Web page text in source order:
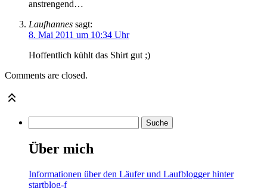
anstrengend…
Laufhannes sagt:
8. Mai 2011 um 10:34 Uhr
Hoffentlich kühlt das Shirt gut ;)
Comments are closed.
Über mich
Informationen über den Läufer und Laufblogger hinter
startblog-f